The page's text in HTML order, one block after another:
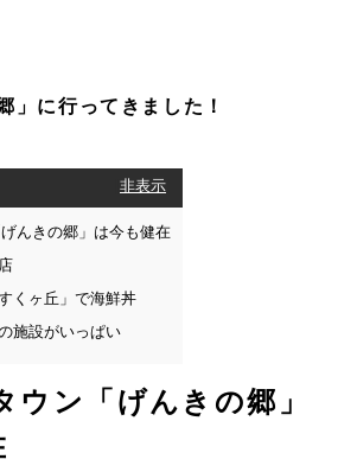
」に行ってきました！
非表示
んきの郷」は今も健在
くヶ丘」で海鮮丼
施設がいっぱい
ウン「げんきの郷」